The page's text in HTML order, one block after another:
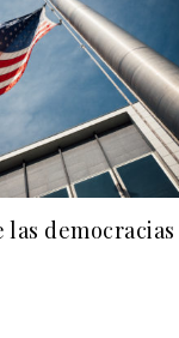
las democracias